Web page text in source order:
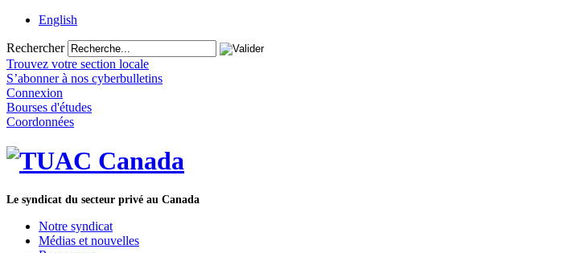
English
Rechercher
Trouvez votre section locale
S’abonner à nos cyberbulletins
Connexion
Bourses d'études
Coordonnées
Le syndicat du secteur privé au Canada
Notre syndicat
Médias et nouvelles